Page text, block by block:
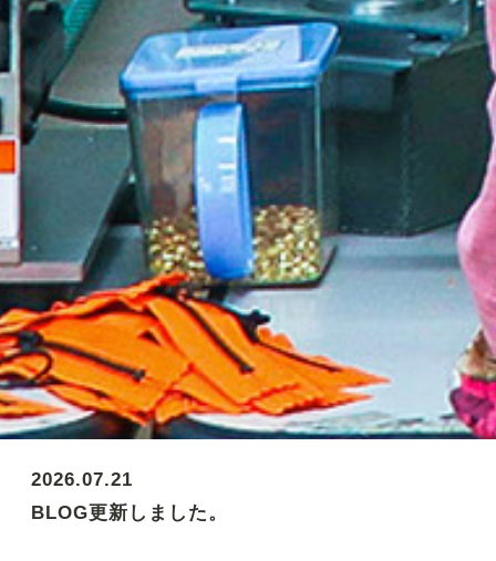
2026.07.08
BLOG更新しました
2026.07.21